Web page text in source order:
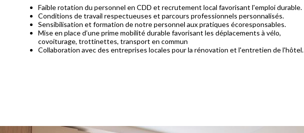
Faible rotation du personnel en CDD et recrutement local favorisant l'emploi durable.
Conditions de travail respectueuses et parcours professionnels personnalisés.
Sensibilisation et formation de notre personnel aux pratiques écoresponsables.
Mise en place d’une prime mobilité durable favorisant les déplacements à vélo,
covoiturage, trottinettes, transport en commun
Collaboration avec des entreprises locales pour la rénovation et l'entretien de l'hôtel.